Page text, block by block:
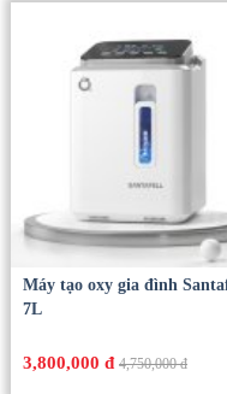
Máy tạo oxy xách tay Yuwell